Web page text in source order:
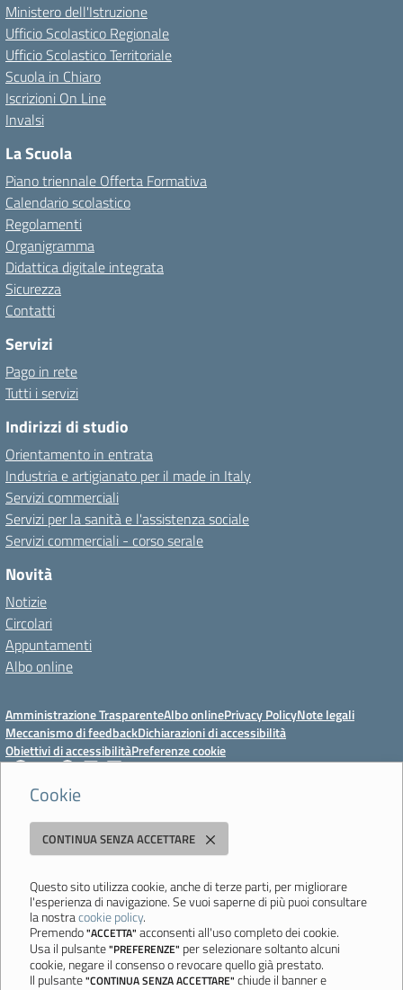
Cookie
CONTINUA SENZA ACCETTARE
Questo sito utilizza cookie, anche di terze parti, per migliorare
l'esperienza di navigazione. Se vuoi saperne di più puoi consultare
la nostracookie policy.
Premendo"ACCETTA" acconsenti all'uso completo dei cookie.
Usa il pulsante"PREFERENZE" per selezionare soltanto alcuni
cookie, negare il consenso o revocare quello già prestato.
Il pulsante"CONTINUA SENZA ACCETTARE" chiude il banner e
Ministero dell'Istruzione
Ufficio Scolastico Regionale
Ufficio Scolastico Territoriale
Scuola in Chiaro
Iscrizioni On Line
Invalsi
La Scuola
Piano triennale Offerta Formativa
Calendario scolastico
Regolamenti
Organigramma
Didattica digitale integrata
Sicurezza
Contatti
Servizi
Pago in rete
Tutti i servizi
Indirizzi di studio
Orientamento in entrata
Industria e artigianato per il made in Italy
Servizi commerciali
Servizi per la sanità e l'assistenza sociale
Servizi commerciali - corso serale
Novità
Notizie
Circolari
Appuntamenti
Albo online
Amministrazione TrasparenteAlbo onlinePrivacy PolicyNote legali
Meccanismo di feedbackDichiarazioni di accessibilità
Obiettivi di accessibilitàPreferenze cookie
Istituto Professionale Statale Socio-Commerciale-Artigianale "Cattaneo -
Deledda"
351005 - Email:morc08000g@istruzione.it- PEC:
morc08000g@pec.istruzione.it
Codice meccanografico: MORC08000G - C.F. 94177200360
Ultimo aggiornamento: Mercoledì, 29 Luglio 2026 ore 10:08